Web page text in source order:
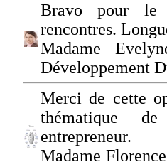
Bravo pour le
rencontres.
Madame
Développement
Merci de cette
thématique
entrepreneur.
Madame